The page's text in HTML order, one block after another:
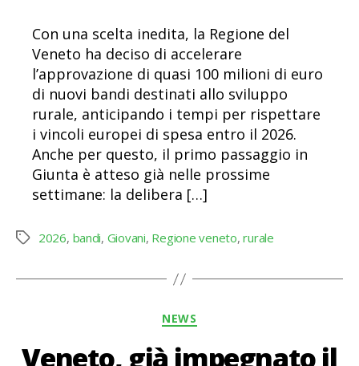
Con una scelta inedita, la Regione del
Veneto ha deciso di accelerare
l’approvazione di quasi 100 milioni di euro
di nuovi bandi destinati allo sviluppo
rurale, anticipando i tempi per rispettare
i vincoli europei di spesa entro il 2026.
Anche per questo, il primo passaggio in
Giunta è atteso già nelle prossime
settimane: la delibera […]
Tag 2026, bandi, Giovani, Regione veneto,rurale
Categorie
NEWS
Veneto, già impegnato il